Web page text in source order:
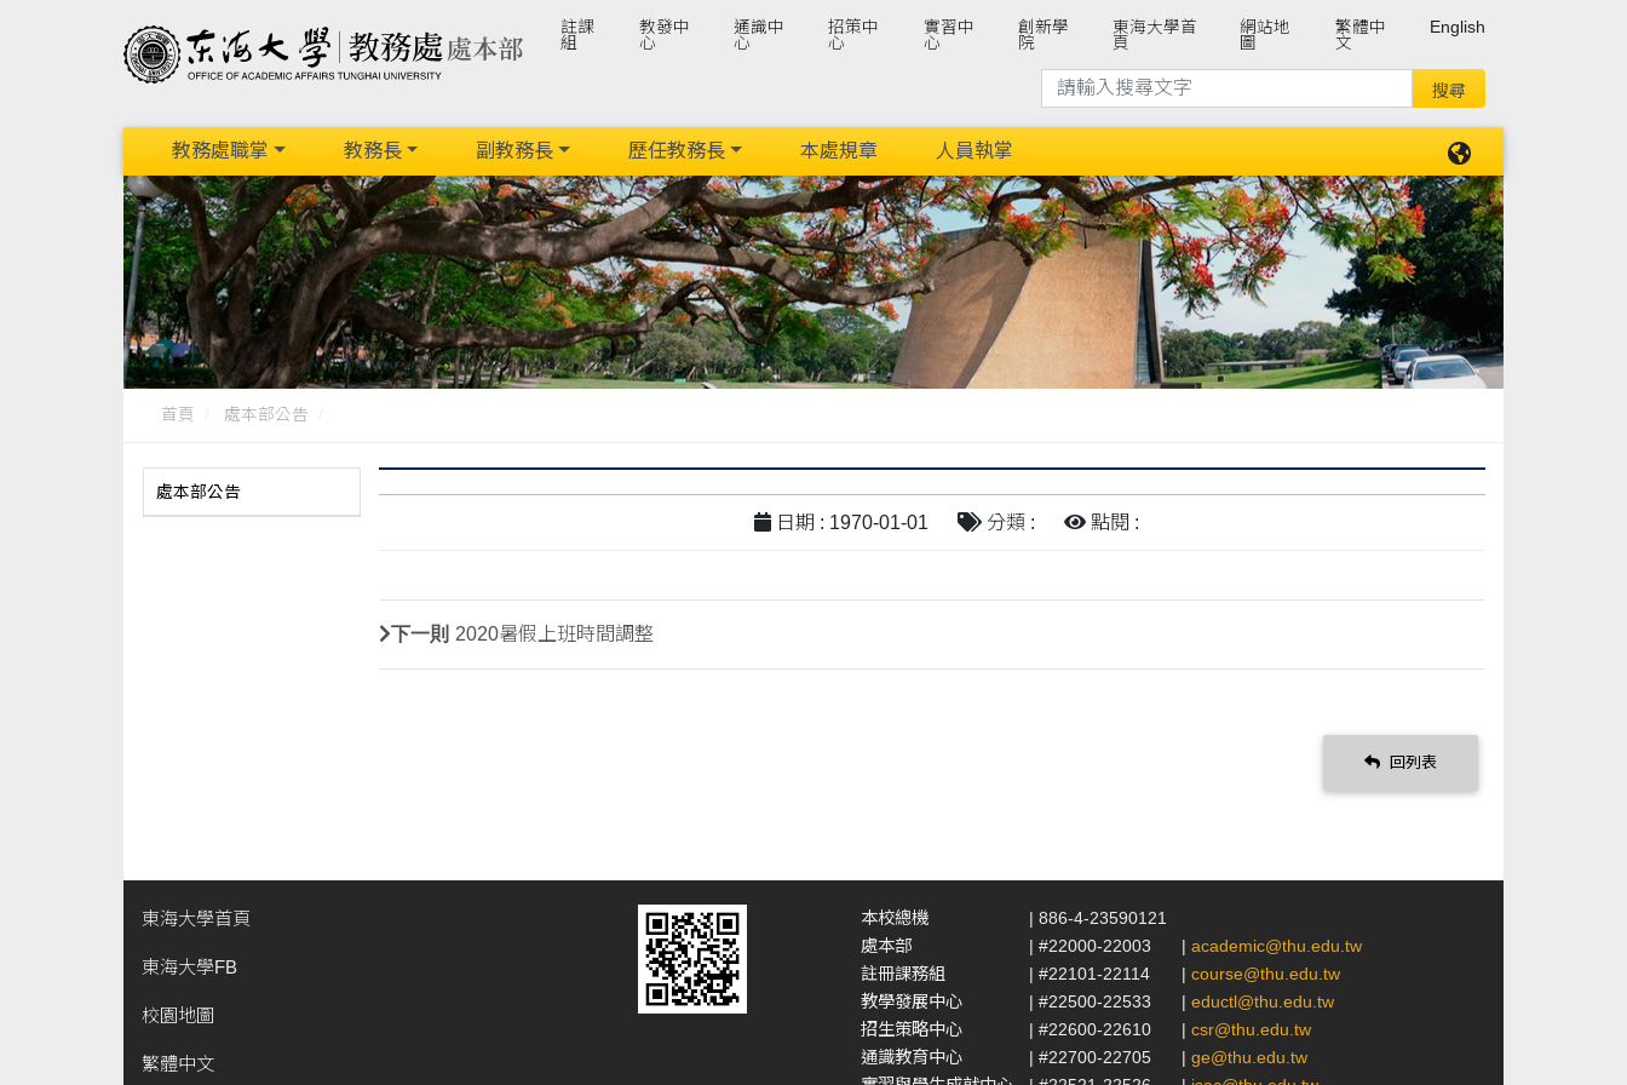
註課
組
教發中
心
通識中
心
招策中
心
實習中
心
創新學
院
東海大學首
頁
網站地
圖
繁體中
文
English
教務處職掌 教務長 副教務長 歷任教務長 本處規章 人員執掌
首頁 處本部公告
處本部公告
日期 : 1970-01-01 分類 : 點閱 :
下一則 2020暑假上班時間調整
回列表
東海大學首頁
東海大學FB
校園地圖
繁體中文
本校總機
| 886-4-23590121
處本部
| #22000-22003 | academic@thu.edu.tw
註冊課務組
| #22101-22114 | course@thu.edu.tw
教學發展中心
| #22500-22533 | eductl@thu.edu.tw
招生策略中心
| #22600-22610 | csr@thu.edu.tw
通識教育中心
| #22700-22705 | ge@thu.edu.tw